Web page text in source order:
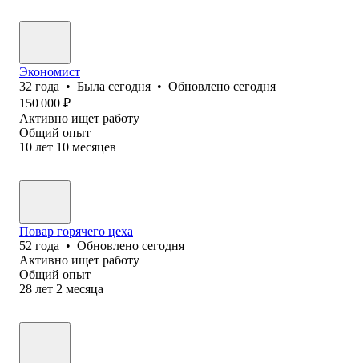
Экономист
32 года • Была сегодня • Обновлено сегодня
150 000 ₽
Активно ищет работу
Общий опыт
10 лет 10 месяцев
Повар горячего цеха
52 года • Обновлено сегодня
Активно ищет работу
Общий опыт
28 лет 2 месяца